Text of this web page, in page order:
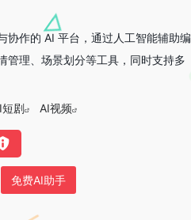
协作的 AI 平台，通过人工智能辅助编
管理、场景划分等工具，同时支持多
短剧 AI视频
免费AI助手